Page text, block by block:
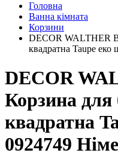
Головна
Ванна кімната
Корзини
DECOR WALTHER
квадратна Taupe еко
DECOR
Корзина для
квадратна
0924749